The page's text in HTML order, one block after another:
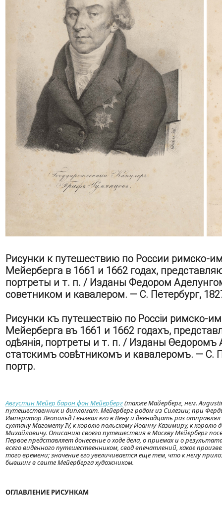
Рисунки к путешествию по России римско-
Мейерберга в 1661 и 1662 годах,
портреты и т. п. / Изданы Федором
советником и кавалером. — С. Петербург,
Рисунки къ путешествію по Россіи римско-
Мейерберга въ 1661 и 1662 годахъ,
одѣянія, портреты и т. п. / Изданы
статскимъ совѣтникомъ и кавалеромъ. — С.
портр.
Августин Мейер барон фон Мейерберг(также Майерберг, нем.
путешественник и дипломат. Мейерберг родом из Силезии; при
Император Леопольд I вызвал его в Вену и двенадцать раз
султану Магомету IV, к королю польскому Иоанну-Казимиру, к королю
Михайловичу. Описанию своего путешествия в Москву Мейерберг
Первое представляет донесение о ходе дела, о приемах и о
всего виденного путешественником, свод впечатлений, какое
того времени; значение его увеличивается еще тем, что к нему
бывшим в свите Мейерберга художником.
ОГЛАВЛЕНИЕ РИСУНКАМ